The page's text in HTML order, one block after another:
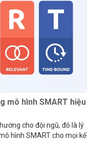
mô hình SMART hiệu
cho đội ngũ, đó là lý
hình SMART cho mọi kế